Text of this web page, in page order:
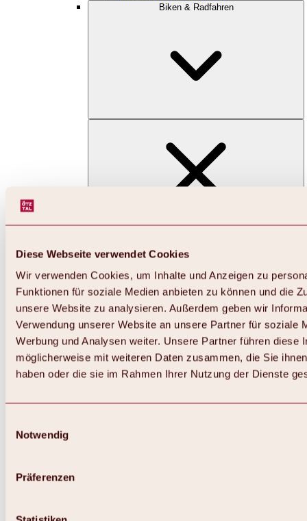
Diese Webseite verwendet Cookies
Wir verwenden Cookies, um Inhalte und Anzeigen zu
Funktionen für soziale Medien anbieten zu können und die
unsere Website zu analysieren. Außerdem geben wir
Verwendung unserer Website an unsere Partner für soziale
Werbung und Analysen weiter. Unsere Partner führen diese
möglicherweise mit weiteren Daten zusammen, die Sie
haben oder die sie im Rahmen Ihrer Nutzung der Dienste
Notwendig
Präferenzen
Biken & Radfahren